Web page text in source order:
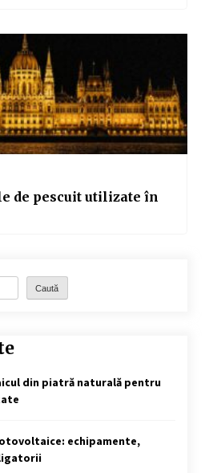
de pescuit utilizate în
Caută
din piatră naturală pentru
echipamente,